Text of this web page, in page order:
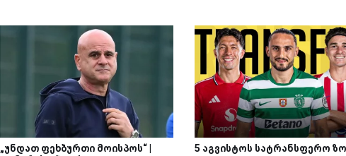
„უნდათ ფეხბურთი მოისპოს“ |
5 აგვისტოს სატრანსფერო